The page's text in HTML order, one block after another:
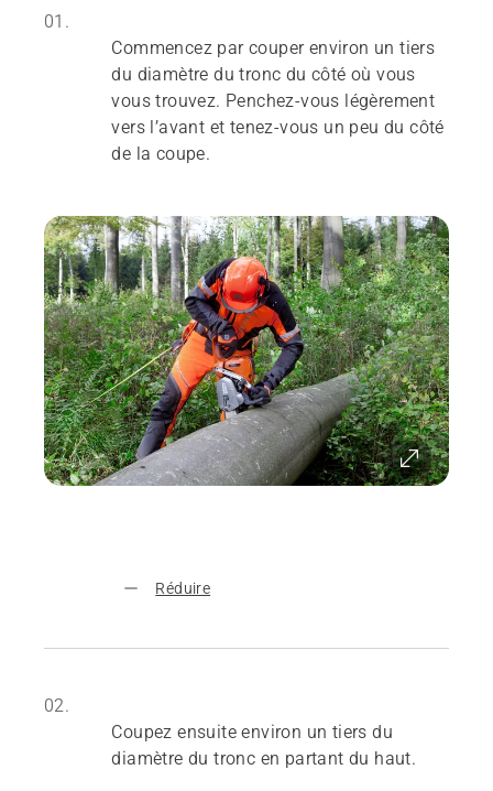
01.
Commencez par couper environ un tiers
du diamètre du tronc du côté où vous
vous trouvez. Penchez-vous légèrement
vers l’avant et tenez-vous un peu du côté
de la coupe.
Réduire
02.
Coupez ensuite environ un tiers du
diamètre du tronc en partant du haut.